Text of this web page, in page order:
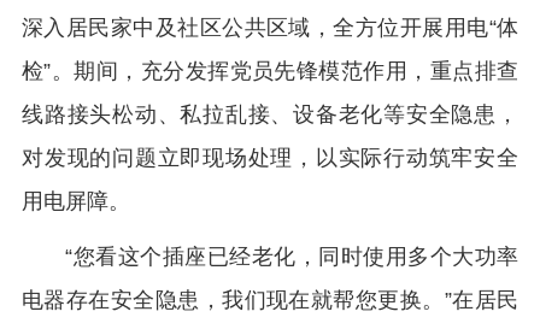
深入居民家中及社区公共区域，全方位开展用电“体
检”。期间，充分发挥党员先锋模范作用，重点排查
线路接头松动、私拉乱接、设备老化等安全隐患，
对发现的问题立即现场处理，以实际行动筑牢安全
用电屏障。
“您看这个插座已经老化，同时使用多个大功率
电器存在安全隐患，我们现在就帮您更换。”在居民